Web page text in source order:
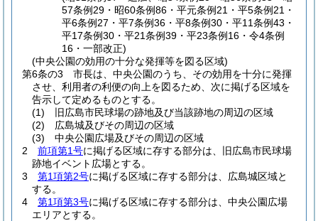
57条例29・昭60条例86・平元条例21・平5条例21・
平6条例27・平7条例36・平8条例30・平11条例43・
平17条例30・平21条例39・平23条例16・令4条例
16・一部改正)
(中央公園の効用の十分な発揮等を図る区域)
第6条の3
市長は、中央公園のうち、その効用を十分に発揮
させ、利用者の利便の向上を図るため、次に掲げる区域を
告示して定めるものとする。
(1)
旧広島市民球場の跡地及び当該跡地の周辺の区域
(2)
広島城及びその周辺の区域
(3)
中央公園広場及びその周辺の区域
2
前項第1号に掲げる区域に存する部分は、旧広島市民球場
跡地イベント広場とする。
3
第1項第2号に掲げる区域に存する部分は、広島城区域と
する。
4
第1項第3号に掲げる区域に存する部分は、中央公園広場
エリアとする。